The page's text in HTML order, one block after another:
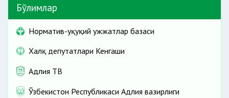
Бўлимлар
Норматив-ҳуқуқий ҳужжатлар базаси
Халқ депутатлари Кенгаши
Адлия ТВ
Ўзбекистон Республикаси Адлия вазирлиги